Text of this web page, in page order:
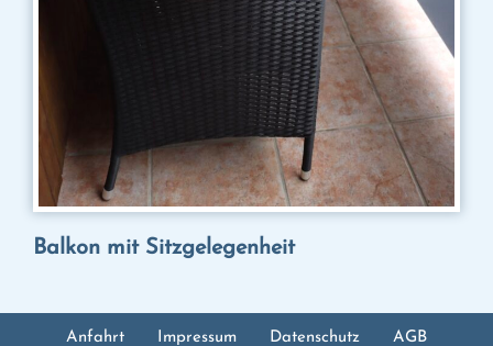
Balkon mit Sitzgelegenheit
Anfahrt Impressum Datenschutz AGB